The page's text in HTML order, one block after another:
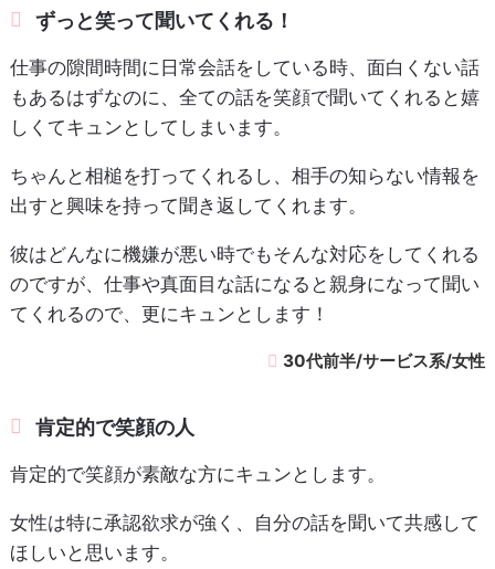
ずっと笑って聞いてくれる！
仕事の隙間時間に日常会話をしている時、面白くない話
もあるはずなのに、全ての話を笑顔で聞いてくれると嬉
しくてキュンとしてしまいます。
ちゃんと相槌を打ってくれるし、相手の知らない情報を
出すと興味を持って聞き返してくれます。
彼はどんなに機嫌が悪い時でもそんな対応をしてくれる
のですが、仕事や真面目な話になると親身になって聞い
てくれるので、更にキュンとします！
30代前半/サービス系/女性
肯定的で笑顔の人
肯定的で笑顔が素敵な方にキュンとします。
女性は特に承認欲求が強く、自分の話を聞いて共感して
ほしいと思います。